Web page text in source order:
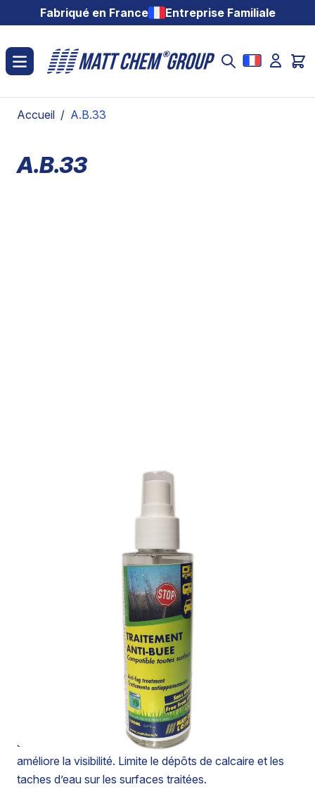
Aller au contenuFabriqué en France Entreprise Familiale
Accueil / A.B.33
A.B.33
TRAITEMENT ANTI-BUEE
TRAITEMENT ANTI-BUEE
Compatible toutes surfaces
A.B. 33 laisse sur les surfaces traitées un film anti-buée
translucide hydrophobe. Réduit les phénomènes
d’adhérence ou de condensation de vapeur d’eau ou
d’air humide sur les surfaces froides en facilitant leur
drainage et leur évacuation. A.B. 33, dans les
conditions d’application préconisée, ne modifie pas la
transparence et n’affecte pas l’aspect général des
surfaces : verre, vitres, glaces, miroirs… A.B. 33
améliore la visibilité. Limite le dépôts de calcaire et les
taches d’eau sur les surfaces traitées.